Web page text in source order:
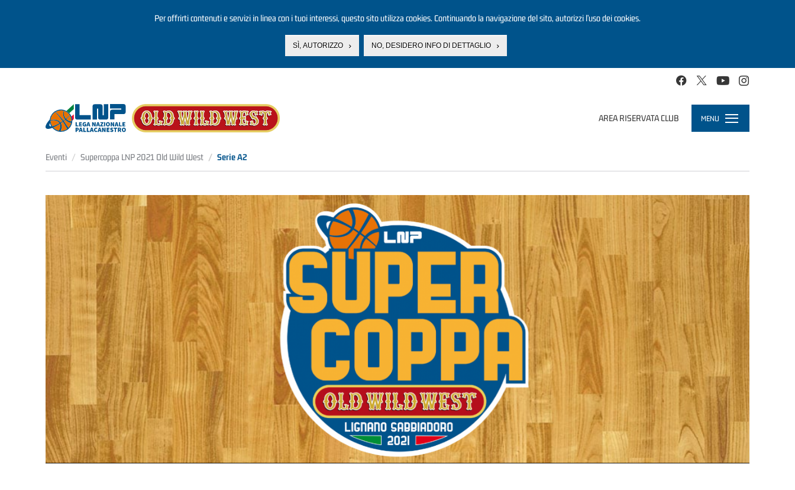
Per offrirti contenuti e servizi in linea con i tuoi interessi, questo sito utilizza cookies. Continuando la navigazione del sito, autorizzi l’uso dei cookies.
SÌ, AUTORIZZO NO, DESIDERO INFO DI DETTAGLIO
AREA RISERVATA CLUB MENU
Toggle
Eventi
Supercoppa LNP 2021 Old Wild West Serie A2